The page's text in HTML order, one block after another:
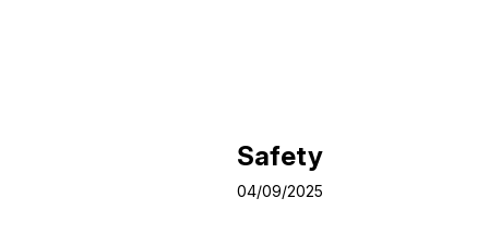
Safety
04/09/2025